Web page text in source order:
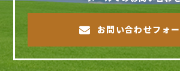
お問い合わせフォ